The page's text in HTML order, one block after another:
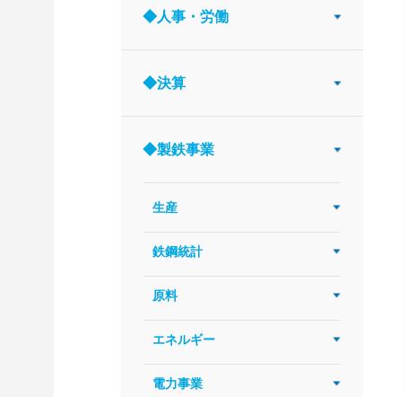
◆人事・労働
◆決算
◆製鉄事業
生産
鉄鋼統計
原料
エネルギー
電力事業